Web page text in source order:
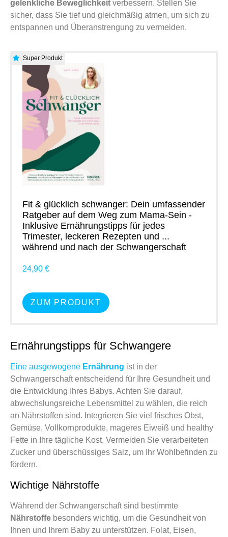
gelenkliche Beweglichkeit verbessern. Stellen Sie
sicher, dass Sie tief und gleichmäßig atmen, um sich zu
entspannen und Überanstrengung zu vermeiden.
Fit & glücklich schwanger: Dein umfassender
Ratgeber auf dem Weg zum Mama-Sein -
Inklusive Ernährungstipps für jedes
Trimester, leckeren Rezepten und ...
während und nach der Schwangerschaft
24,90 €
ZUM PRODUKT
Super Produkt
Ernährungstipps für Schwangere
Eine ausgewogene Ernährung ist in der
Schwangerschaft entscheidend für Ihre Gesundheit und
die Entwicklung Ihres Babys. Achten Sie darauf,
abwechslungsreiche Lebensmittel zu wählen, die reich
an Nährstoffen sind. Integrieren Sie viel frisches Obst,
Gemüse, Vollkornprodukte, mageres Eiweiß und healthy
Fette in Ihre tägliche Kost. Vermeiden Sie verarbeiteten
Zucker und überschüssiges Salz, um Ihr Wohlbefinden zu
fördern.
Wichtige Nährstoffe
Während der Schwangerschaft sind bestimmte
Nährstoffe besonders wichtig, um die Gesundheit von
Ihnen und Ihrem Baby zu unterstützen. Folat, Eisen,